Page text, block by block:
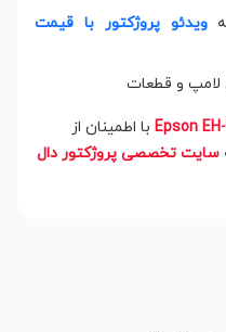
ویدئو پروژکتور با قیمت
و قطعات
با اطمینان از
سایت تخصصی پروژکتور دال